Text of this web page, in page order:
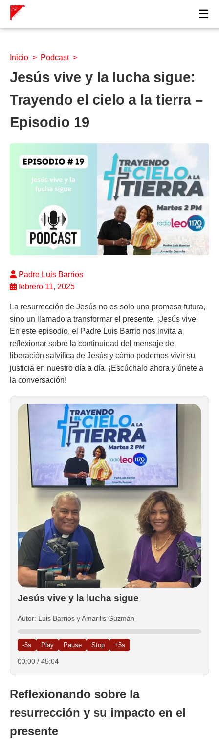
☰
Inicio > Podcast>
Jesús vive y la lucha sigue:
Trayendo el cielo a la tierra –
Episodio 19
Padre Luis Barrios
febrero 11, 2025
La resurrección de Jesús no es solo una promesa futura,
sino un llamado a transformar el presente, ¡Jesús vive!
En este episodio, el Padre Luis Barrio nos invita a
reflexionar sobre la continuidad del mensaje de
liberación salvífica de Jesús y cómo podemos vivir su
justicia en nuestro día a día. ¡Escúchalo ahora y únete a
la conversación!
Jesús vive y la lucha sigue
Autor: Luis Barrios y Amarilis Guzmán
-5s Play Pause Stop +5s
00:00 / 45:04
Reflexionando sobre la
resurrección y su impacto en el
presente